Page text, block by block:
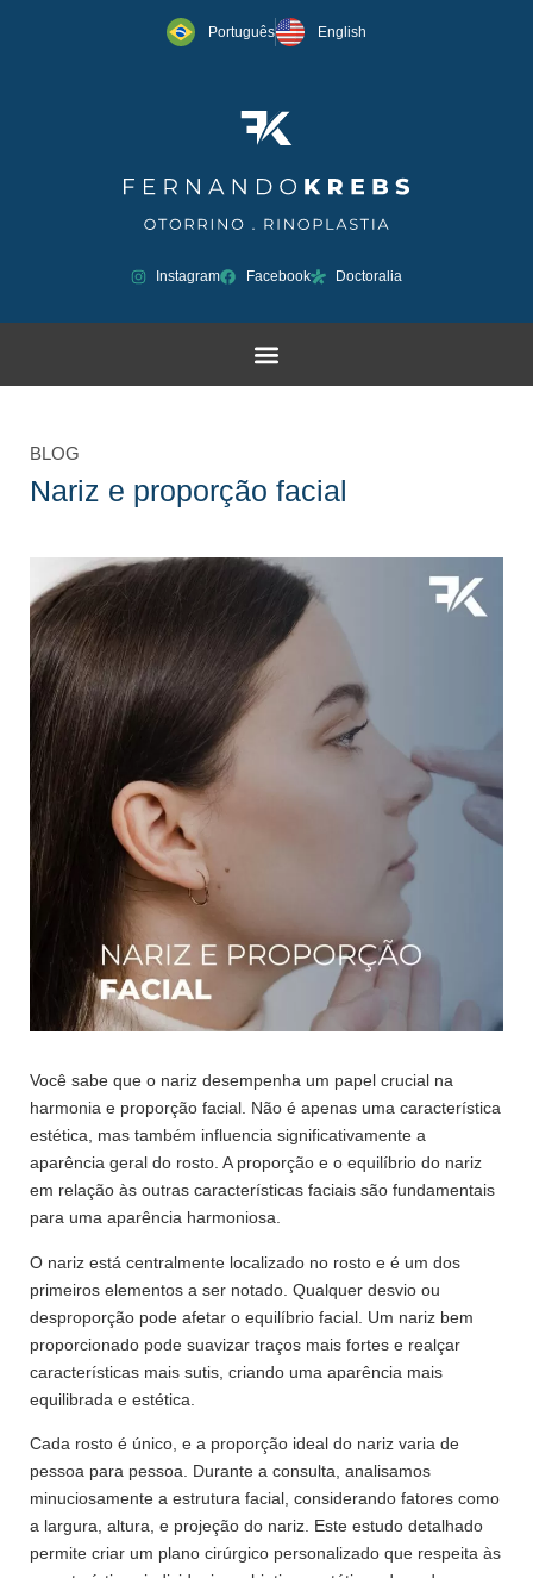
Português English
Instagram Facebook Doctoralia
BLOG
Nariz e proporção facial
Você sabe que o nariz desempenha um papel crucial na
harmonia e proporção facial. Não é apenas uma característica
estética, mas também influencia significativamente a
aparência geral do rosto. A proporção e o equilíbrio do nariz
em relação às outras características faciais são fundamentais
para uma aparência harmoniosa.
O nariz está centralmente localizado no rosto e é um dos
primeiros elementos a ser notado. Qualquer desvio ou
desproporção pode afetar o equilíbrio facial. Um nariz bem
proporcionado pode suavizar traços mais fortes e realçar
características mais sutis, criando uma aparência mais
equilibrada e estética.
Cada rosto é único, e a proporção ideal do nariz varia de
pessoa para pessoa. Durante a consulta, analisamos
minuciosamente a estrutura facial, considerando fatores como
a largura, altura, e projeção do nariz. Este estudo detalhado
permite criar um plano cirúrgico personalizado que respeita às